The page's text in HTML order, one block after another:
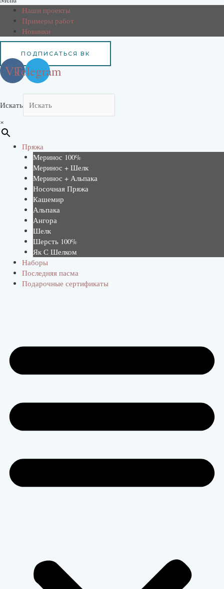
Наши проекты
Примеры работ
Новинки
ПОДПИСАТЬСЯ ВК
VkTelegram
Искать
×
Пряжа
Меринос 100%
Меринос + Шелк
Меринос + Альпака
Носочная Пряжа
Кашемир
Альпака
Ангора
Шелк
Шерсть 100%
Як С Шелком
Наборы
Последняя пасма
Подарочные сертификаты